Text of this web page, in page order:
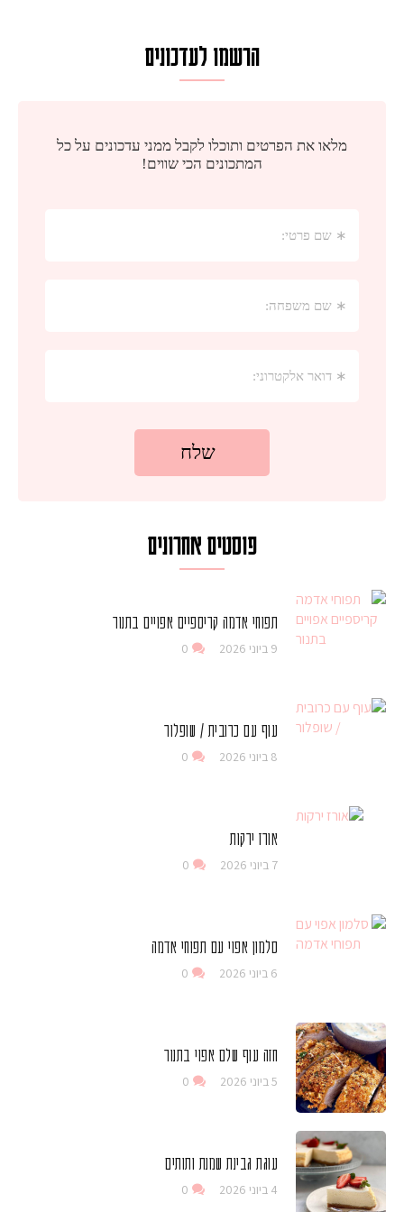
הרשמו לעדכונים
פוסטים אחרונים
תפוחי אדמה קריספיים אפויים בתנור
9 ביוני 2026 0
עוף עם כרובית / שופלור
8 ביוני 2026 0
אורז ירקות
7 ביוני 2026 0
סלמון אפוי עם תפוחי אדמה
6 ביוני 2026 0
חזה עוף שלם אפוי בתנור
5 ביוני 2026 0
עוגת גבינת שמנת ותותים
4 ביוני 2026 0